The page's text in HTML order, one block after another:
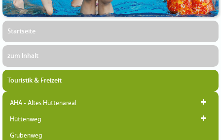
Startseite
zum Inhalt
Touristik & Freizeit
AHA - Altes Hüttenareal
Hüttenweg
Grubenweg